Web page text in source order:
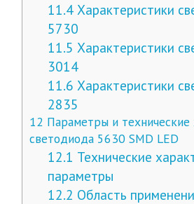
11.4 Характеристики
5730
11.5 Характеристики
3014
11.6 Характеристики
2835
12 Параметры и технические
светодиода 5630 SMD LED
12.1 Технические
параметры
12.2 Область